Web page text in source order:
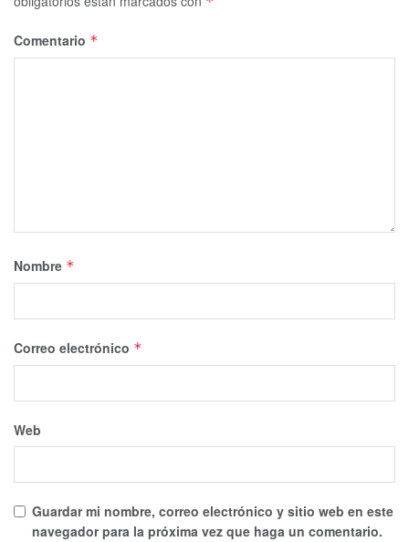
Comentario *
Nombre *
Correo electrónico *
Web
Guardar mi nombre, correo electrónico y sitio web en este
navegador para la próxima vez que haga un comentario.